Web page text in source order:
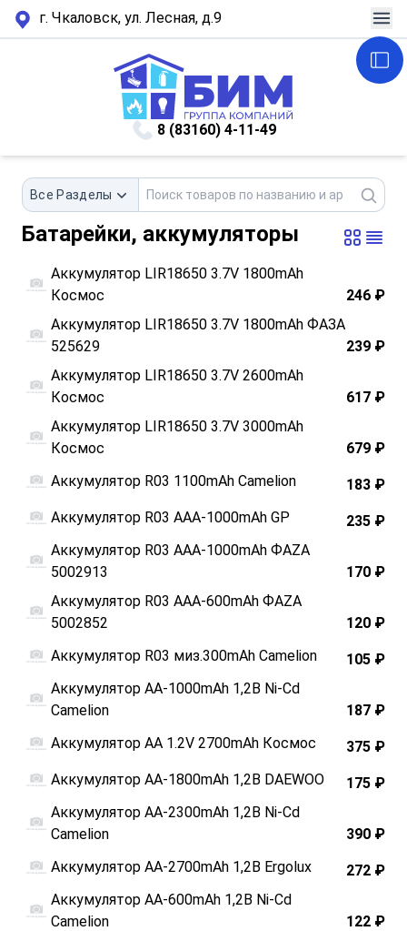
г. Чкаловск, ул. Лесная, д.9
8 (83160) 4-11-49
Все Разделы
Батарейки, аккумуляторы
Аккумулятор LIR18650 3.7V 1800mAh
Космос
246 ₽
Аккумулятор LIR18650 3.7V 1800mAh ФАЗА
525629
239 ₽
Аккумулятор LIR18650 3.7V 2600mAh
Космос
617 ₽
Аккумулятор LIR18650 3.7V 3000mAh
Космос
679 ₽
Аккумулятор R03 1100mAh Camelion
183 ₽
Аккумулятор R03 ААА-1000mAh GP
235 ₽
Аккумулятор R03 ААА-1000mAh ФАZA
5002913
170 ₽
Аккумулятор R03 ААА-600mAh ФАZA
5002852
120 ₽
Аккумулятор R03 миз.300mAh Camelion
105 ₽
Аккумулятор АА-1000mAh 1,2В Ni-Cd
Camelion
187 ₽
Аккумулятор АА 1.2V 2700mAh Космос
375 ₽
Аккумулятор АА-1800mAh 1,2В DAEWOO
175 ₽
Аккумулятор АА-2300mAh 1,2В Ni-Cd
Camelion
390 ₽
Аккумулятор АА-2700mAh 1,2В Ergolux
272 ₽
Аккумулятор АА-600mAh 1,2В Ni-Cd
Camelion
122 ₽